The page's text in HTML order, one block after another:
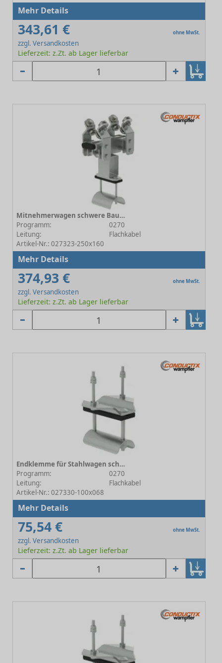
Mehr Details
343,61 € ohne MwSt.
zzgl. Versandkosten
Lieferzeit: z.Zt. ab Lager lieferbar
Mitnehmerwagen schwere Baureihe Programm 0270 250x160
Programm:
0270
Leitung:
Flachkabel
Artikel-Nr.: 027323-250x160
Mehr Details
374,93 € ohne MwSt.
zzgl. Versandkosten
Lieferzeit: z.Zt. ab Lager lieferbar
Endklemme für Stahlwagen schwere Baureihe 100x068
Programm:
0270
Leitung:
Flachkabel
Artikel-Nr.: 027330-100x068
Mehr Details
75,54 € ohne MwSt.
zzgl. Versandkosten
Lieferzeit: z.Zt. ab Lager lieferbar